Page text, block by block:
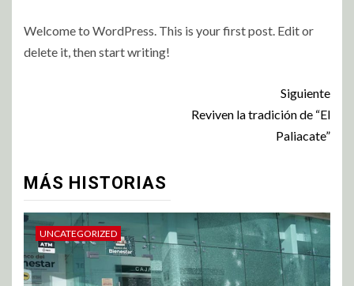
Welcome to WordPress. This is your first post. Edit or
delete it, then start writing!
Siguiente
Reviven la tradición de “El
Paliacate”
MÁS HISTORIAS
UNCATEGORIZED